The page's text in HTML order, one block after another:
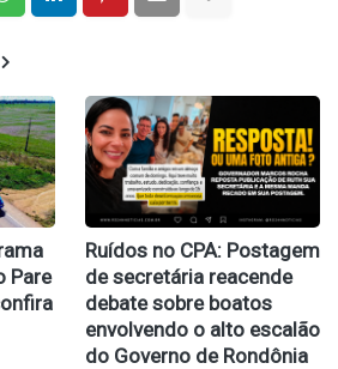
Pare
Ruídos no CPA: Postagem
de secretária reacende
debate sobre boatos
envolvendo o alto escalão
do Governo de Rondônia